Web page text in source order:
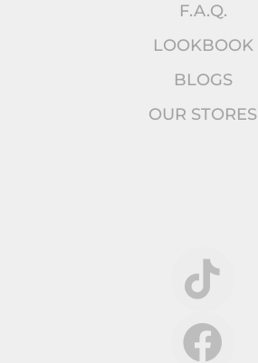
F.A.Q.
LOOKBOOK
BLOGS
OUR STORES